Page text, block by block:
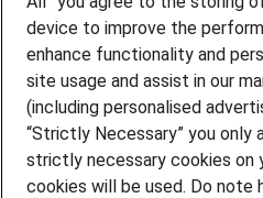
Adecco
La oss samarbeide
og finne din
device to improve the
enhance functionality and
site usage and assist in our
(including personalised
“Strictly Necessary” you
strictly necessary cookies on
cookies will be used. Do